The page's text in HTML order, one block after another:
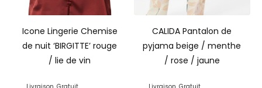
Icone Lingerie Chemise
de nuit ‘BIRGITTE’ rouge
/ lie de vin
CALIDA Pantalon de
pyjama beige / menthe
/ rose / jaune